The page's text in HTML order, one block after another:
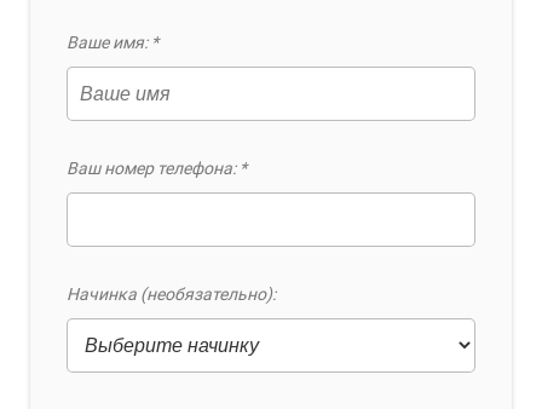
Ваше имя: *
Ваш номер телефона: *
Начинка (необязательно):